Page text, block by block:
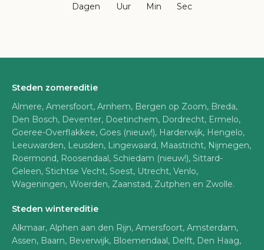
Dagen Uur Min Sec
Steden zomereditie
Almere, Amersfoort, Arnhem, Bergen op Zoom, Breda,
Den Bosch, Deventer, Doetinchem, Dordrecht, Ermelo,
Goeree-Overflakkee, Goes (nieuw!), Harderwijk, Hengelo,
Leeuwarden, Leusden, Lingewaard, Maastricht, Nijmegen,
Roermond, Roosendaal, Schiedam (nieuw!), Sittard-
Geleen, Stichtse Vecht, Soest, Utrecht, Venlo,
Wageningen, Woerden, Zaanstad, Zutphen en Zwolle.
Steden wintereditie
Alkmaar, Alphen aan den Rijn, Amersfoort, Amsterdam,
Assen, Baarn, Beverwijk, Bloemendaal, Delft, Den Haag,